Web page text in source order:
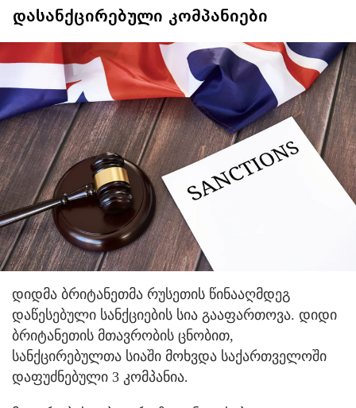
დასანქცირებული კომპანიები
დიდმა ბრიტანეთმა რუსეთის წინააღმდეგ
დაწესებული სანქციების სია გააფართოვა. დიდი
ბრიტანეთის მთავრობის ცნობით,
სანქცირებულთა სიაში მოხვდა საქართველოში
დაფუძნებული 3 კომპანია.